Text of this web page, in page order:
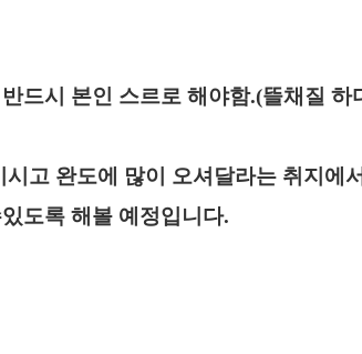
드시 본인 스르로 해야함.(뜰채질 하
고 완도에 많이 오셔달라는 취지에
도록 해볼 예정입니다.